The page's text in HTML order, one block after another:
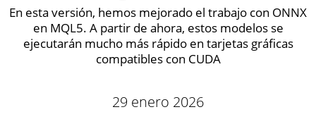
En esta versión, hemos mejorado el trabajo con ONNX
en MQL5. A partir de ahora, estos modelos se
ejecutarán mucho más rápido en tarjetas gráficas
compatibles con CUDA
29 enero 2026